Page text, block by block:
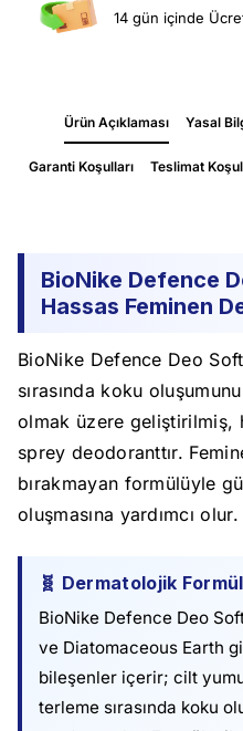
14 gün içinde
Ürün Açıklaması Yasal
Garanti Koşulları Teslimat
BioNike Defence
Hassas Feminen
BioNike Defence Deo
sırasında koku
olmak üzere geliştirilmiş,
sprey deodoranttır.
bırakmayan formülüyle
oluşmasına yardımcı olur.
🧬 Dermatolojik
BioNike Defence Deo
ve Diatomaceous Earth
bileşenler içerir; cilt
terleme sırasında koku